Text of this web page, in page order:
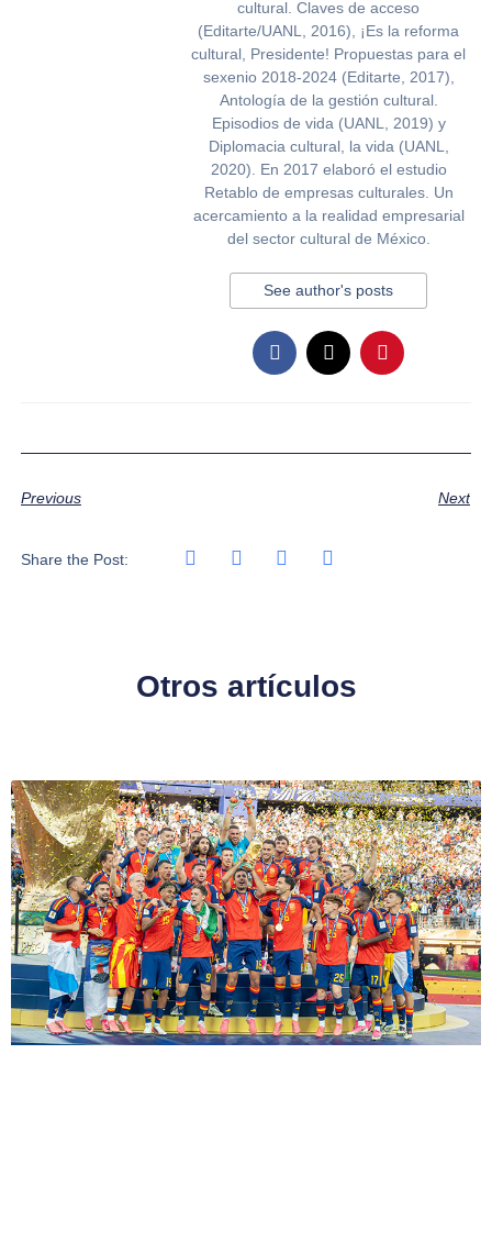
cultural. Claves de acceso
(Editarte/UANL, 2016), ¡Es la reforma
cultural, Presidente! Propuestas para el
sexenio 2018-2024 (Editarte, 2017),
Antología de la gestión cultural.
Episodios de vida (UANL, 2019) y
Diplomacia cultural, la vida (UANL,
2020). En 2017 elaboró el estudio
Retablo de empresas culturales. Un
acercamiento a la realidad empresarial
del sector cultural de México.
See author's posts
Previous Next
Share the Post:
Otros artículos